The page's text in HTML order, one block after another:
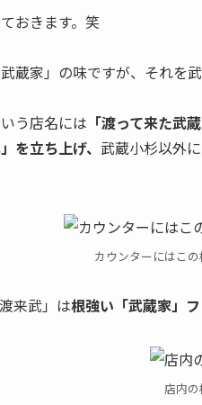
おきます。笑
蔵家」の味ですが、それを
う店名には 「渡って来た武
を立ち上げ、 武蔵小杉以外
カウンターにはこ
来武」は根強い「武蔵家」
店内